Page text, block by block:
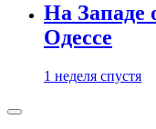
На Западе
Одессе
1 неделя спустя